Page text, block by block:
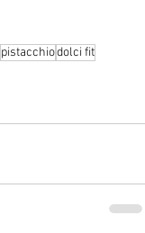
pistacchiodolci fit